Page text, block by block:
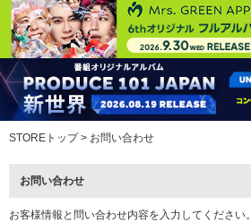
STOREトップ> お問い合わせ
お問い合わせ
お客様情報と問い合わせ内容を入力してください。